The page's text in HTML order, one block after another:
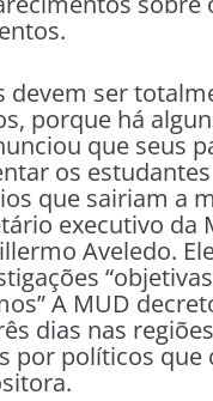
devem ser
porque há
que seus
os estudantes
que sairiam a
executivo da
Aveledo.
A MUD
dias nas regiões
por políticos que